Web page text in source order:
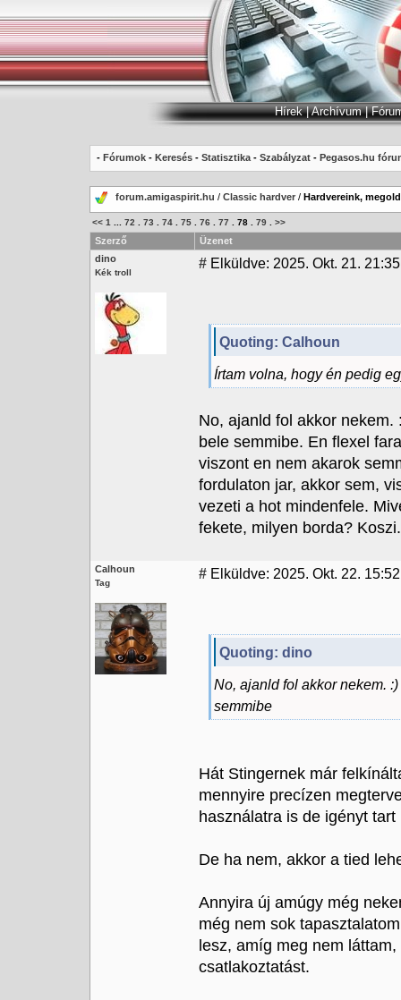
Hírek|Archívum|
- Fórumok - Keresés - Statisztika - Szabályzat - Pegasos.hu
forum.amigaspirit.hu / Classic hardver / Hardvereink,
<< 1 72 73 74 75 76 77 78 79 >>
Szerző
Üzenet
dino
Kék troll
# Elküldve: 2025. Okt. 21. 21:35
Quoting: Calhoun
Írtam volna, hogy én pedig
No, ajanld fol akkor
bele semmibe. En flexel
viszont en nem akarok
fordulaton jar, akkor sem,
vezeti a hot mindenfele.
fekete, milyen borda? Koszi.
Calhoun
Tag
# Elküldve: 2025. Okt. 22. 15:52
Quoting: dino
No, ajanld fol akkor nekem.
semmibe
Hát Stingernek már
mennyire precízen
használatra is de igényt tart
De ha nem, akkor a tied
Annyira új amúgy még
még nem sok
lesz, amíg meg nem
csatlakoztatást.